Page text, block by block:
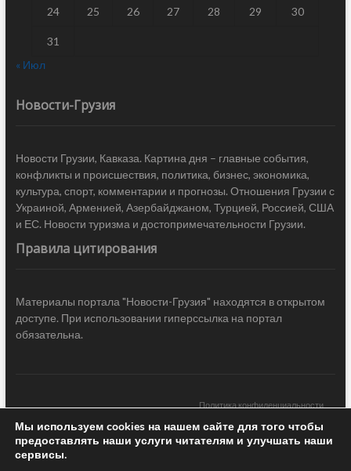
24 25 26 27 28 29 30
31
« Июл
Новости-Грузия
Новости Грузии, Кавказа. Картина дня – главные события,
конфликты и происшествия, политика, бизнес, экономика,
культура, спорт, комментарии и прогнозы. Отношения Грузии с
Украиной, Арменией, Азербайджаном, Турцией, Россией, США
и ЕС. Новости туризма и достопримечательности Грузии.
Правила цитирования
Материалы портала "Новости-Грузия" находятся в открытом
доступе. При использовании гиперссылка на портал
обязательна.
Политика конфиденциальности
Новости Грузии| Black Sea Press LTD © 2020 All Rights Reserved /
Design & development —
Мы используем cookies на нашем сайте для того чтобы
предоставлять наши услуги читателям и улучшать наши
сервисы.